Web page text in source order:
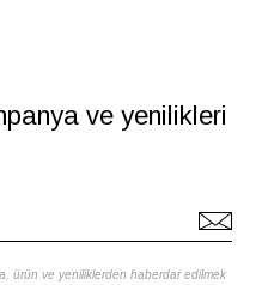
ve yenilikleri
ürün ve yeniliklerden haberdar edilmek